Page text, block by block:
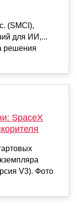
(SMCI),
для ИИ,...
решения
SpaceX
V3). Фото